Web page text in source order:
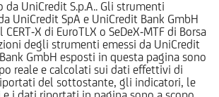
UniCredit S.p.A.. Gli strumenti
UniCredit SpA e UniCredit Bank GmbH
X di EuroTLX o SeDeX-MTF di Borsa
degli strumenti emessi da UniCredit
GmbH esposti in questa pagina sono
reale e calcolati sui dati effettivi di
del sottostante, gli indicatori, le